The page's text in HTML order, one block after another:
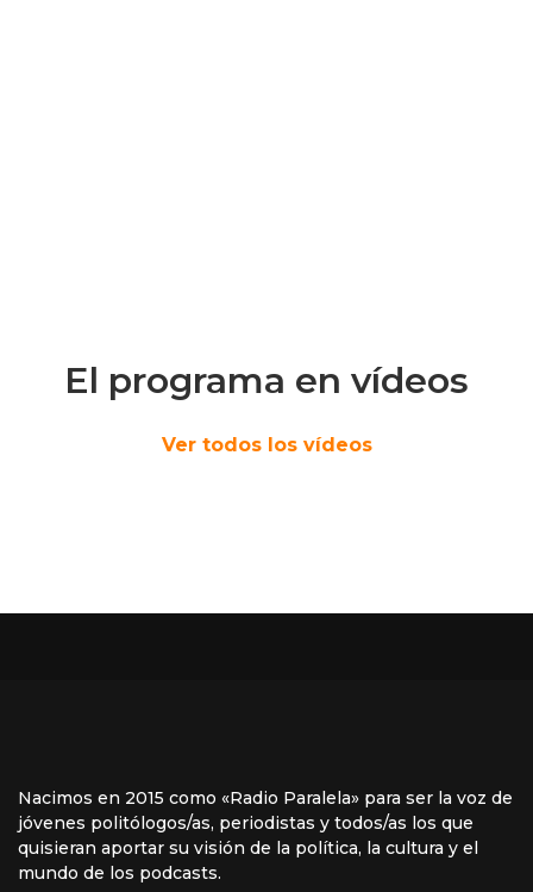
El programa en vídeos
Ver todos los vídeos
Nacimos en 2015 como «Radio Paralela» para ser la voz de
jóvenes politólogos/as, periodistas y todos/as los que
quisieran aportar su visión de la política, la cultura y el
mundo de los podcasts.